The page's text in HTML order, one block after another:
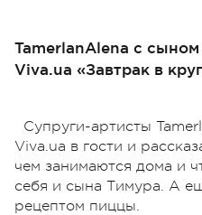
TamerlanAlena с
Viva.ua «Завтрак в
Супруги-артисты
Viva.ua в гости и
чем занимаются дома и
себя и сына Тимура. А
рецептом пиццы.